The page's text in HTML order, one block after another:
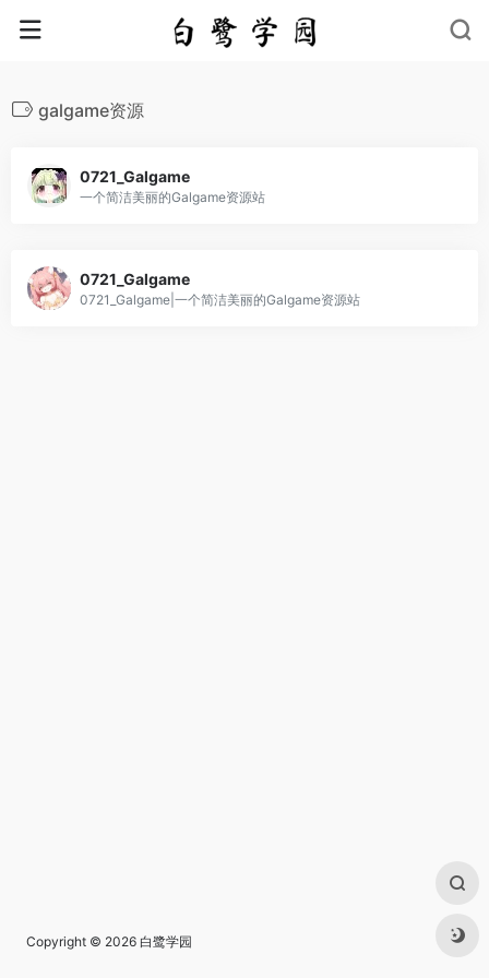
galgame资源
0721_Galgame
一个简洁美丽的Galgame资源站
0721_Galgame
0721_Galgame|一个简洁美丽的Galgame资源站
Copyright © 2026 白鹭学园